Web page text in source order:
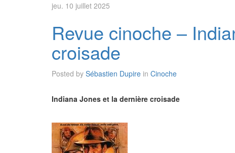
jeu. 10 juillet 2025
Revue cinoche –
croisade
Posted by Sébastien Dupire in Cinoche
Indiana Jones et la dernière croisade